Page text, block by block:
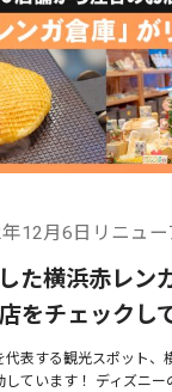
12月6日リニュー
た横浜赤レン
をチェックし
代表する観光スポット、
しています！ ディズニ